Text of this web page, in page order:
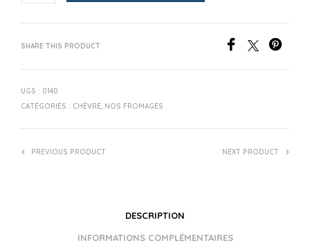
SHARE THIS PRODUCT
UGS : 0140
CATÉGORIES : CHÈVRE, NOS FROMAGES
PREVIOUS PRODUCT NEXT PRODUCT
DESCRIPTION
INFORMATIONS COMPLÉMENTAIRES